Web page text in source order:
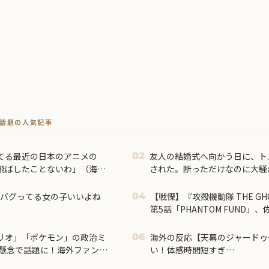
題の人気記事
る最近の日本のアニメの
したことないわ」（海外
02 友人の結婚式へ向かう日に、
された。断っただけなのに大
グってる女の子いいよね 04
【戦慄】『攻殻機動隊 THE
第5話「PHANTOM FUND」、
るのは国民であって、自分の
オ」「ポケモン」の政治ミ
念で話題に！海外ファン
06 海外の反応【天幕のジャード
い！体感時間短すぎ…